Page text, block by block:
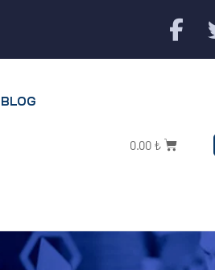
BLOG
0.00 ₺